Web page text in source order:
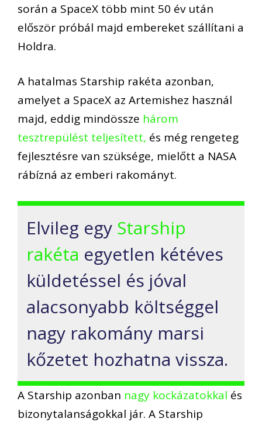
során a SpaceX több mint 50 év után
először próbál majd embereket szállítani a
Holdra.
A hatalmas Starship rakéta azonban,
amelyet a SpaceX az Artemishez használ
majd, eddig mindössze három
tesztrepülést teljesített, és még rengeteg
fejlesztésre van szüksége, mielőtt a NASA
rábízná az emberi rakományt.
Elvileg egy Starship
rakéta egyetlen kétéves
küldetéssel és jóval
alacsonyabb költséggel
nagy rakomány marsi
kőzetet hozhatna vissza.
A Starship azonban nagy kockázatokkal és
bizonytalanságokkal jár. A Starship